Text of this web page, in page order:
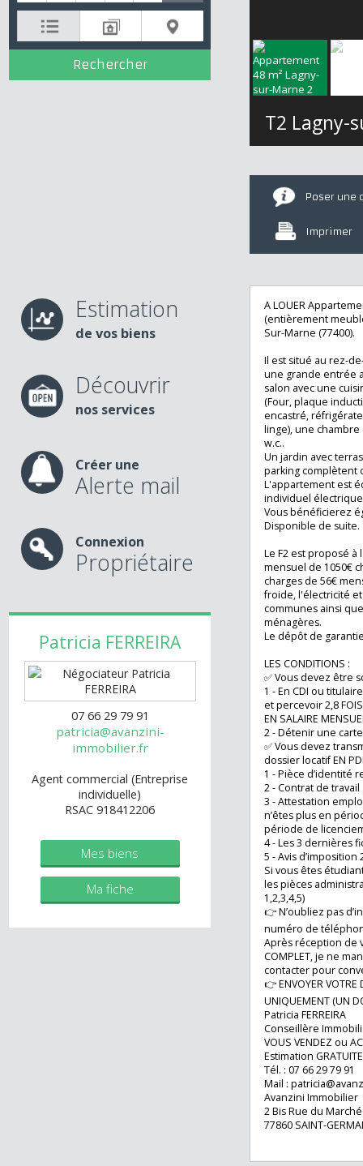
1 2 3 4 +
de vos biens
nos services
Alerte mail
Propriétaire
PatriciaFERREIRA
07 66 29 79 91
patricia@avanzini-
immobilier.fr
Agent commercial (Entreprise
individuelle)
RSAC 918412206
Poser
(entièrement
Sur-Marne
Il est situé au
une grande
salon avec une
(Four, plaque
encastré,
linge), une
w.c..
Un jardin avec
parking
L'appartement
individuel
Vous
Disponible de
Le F2 est
mensuel de
charges de 56€
communes
ménagères.
Le dépôt de
LES CONDITIONS
✅ Vous devez
1 - En CDI ou
et percevoir 2,8
EN SALAIRE
2 - Détenir une
✅ Vous devez
dossier locatif EN
1 - Pièce
2 - Contrat de
3 - Attestation
n’êtes plus en
période de
4 - Les 3
5 - Avis
Si vous êtes
les pièces
1,2,3,4,5)
👉 N’oubliez
numéro de
Après réception
COMPLET, je
contacter pour
👉 ENVOYER
UNIQUEMENT
Patricia FERREIRA
Conseillère
VOUS VENDEZ
Estimation
Mail :